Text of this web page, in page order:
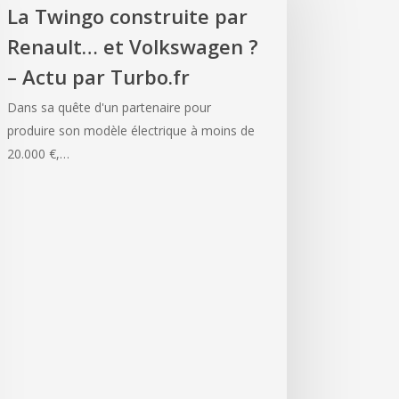
La Twingo construite par
Renault… et Volkswagen ?
– Actu par Turbo.fr
Dans sa quête d'un partenaire pour
produire son modèle électrique à moins de
20.000 €,…